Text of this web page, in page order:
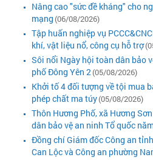
Nâng cao "sức đề kháng" cho
mạng (06/08/2026)
Tập huấn nghiệp vụ
khí, vật liệu nổ, công cụ hỗ trợ
Sôi nổi Ngày hội toàn dân bảo
phố Đông Yên 2(05/08/2026)
Khởi tố 4 đối tượng về tội mua
phép chất ma túy(05/08/2026)
Thôn Hương Phố, xã Hương
dân bảo vệ an ninh Tổ quốc
Đồng chí Giám đốc Công an
Can Lộc và Công an phường